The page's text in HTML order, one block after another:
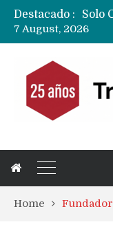
Destacado :
7 August, 2026
Home Fundador